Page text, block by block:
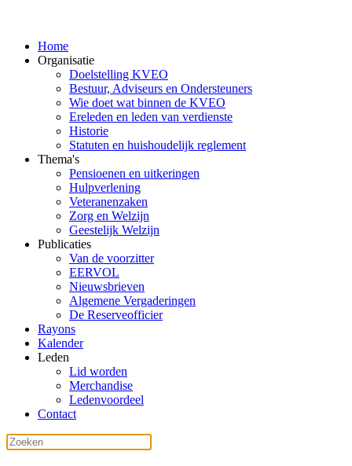
Home
Organisatie
Doelstelling KVEO
Bestuur, Adviseurs en Ondersteuners
Wie doet wat binnen de KVEO
Ereleden en leden van verdienste
Historie
Statuten en huishoudelijk reglement
Thema's
Pensioenen en uitkeringen
Hulpverlening
Veteranenzaken
Zorg en Welzijn
Geestelijk Welzijn
Publicaties
Van de voorzitter
EERVOL
Nieuwsbrieven
Algemene Vergaderingen
De Reserveofficier
Rayons
Kalender
Leden
Lid worden
Merchandise
Ledenvoordeel
Contact